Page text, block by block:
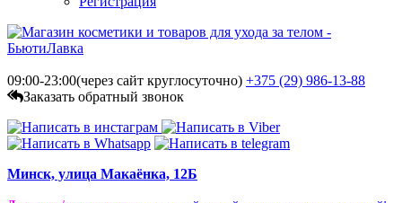
09:00-23:00(через сайт круглосуточно) +375 (29) 986-13-88
Заказать обратный звонок
Минск, улица Макаёнка, 12Б